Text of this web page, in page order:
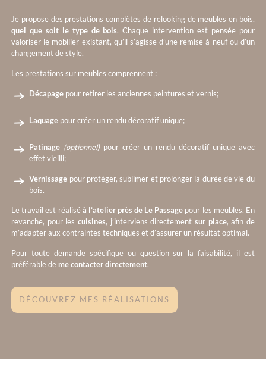
Je propose des prestations complètes de relooking de meubles en bois,
quel que soit le type de bois. Chaque intervention est pensée pour
valoriser le mobilier existant, qu’il s’agisse d’une remise à neuf ou d’un
changement de style.
Les prestations sur meubles comprennent :
Décapage pour retirer les anciennes peintures et vernis;
Laquage pour créer un rendu décoratif unique;
Patinage (optionnel)pour créer un rendu décoratif unique avec
effet vieilli;
Vernissage pour protéger, sublimer et prolonger la durée de vie du
bois.
Le travail est réaliséà l’atelier près de Le Passage pour les meubles. En
revanche, pour lescuisines, j’interviens directement sur place, afin de
m’adapter aux contraintes techniques et d’assurer un résultat optimal.
Pour toute demande spécifique ou question sur la faisabilité, il est
préférable de me contacter directement.
DÉCOUVREZ MES RÉALISATIONS